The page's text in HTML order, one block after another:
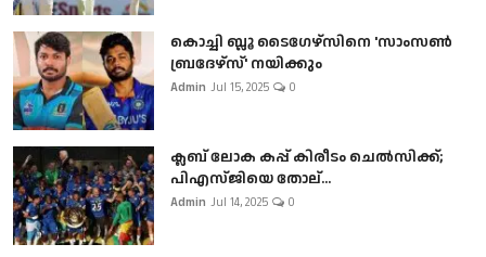
കൊച്ചി ബ്ലൂ ടൈഗേഴ്സിനെ 'സാംസൺ
ബ്രദേഴ്സ്' നയിക്കും
Admin Jul 15, 2025 0
ക്ലബ് ലോക കപ്പ് കിരീടം ചെല്‍സിക്ക്;
പിഎസ്ജിയെ തോല്...
Admin Jul 14, 2025 0